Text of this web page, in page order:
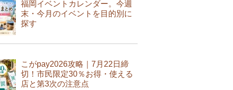
福岡イベントカレンダー。今週
末・今月のイベントを目的別に
探す
こがpay2026攻略｜7月22日締
切！市民限定30％お得・使える
店と第3次の注意点